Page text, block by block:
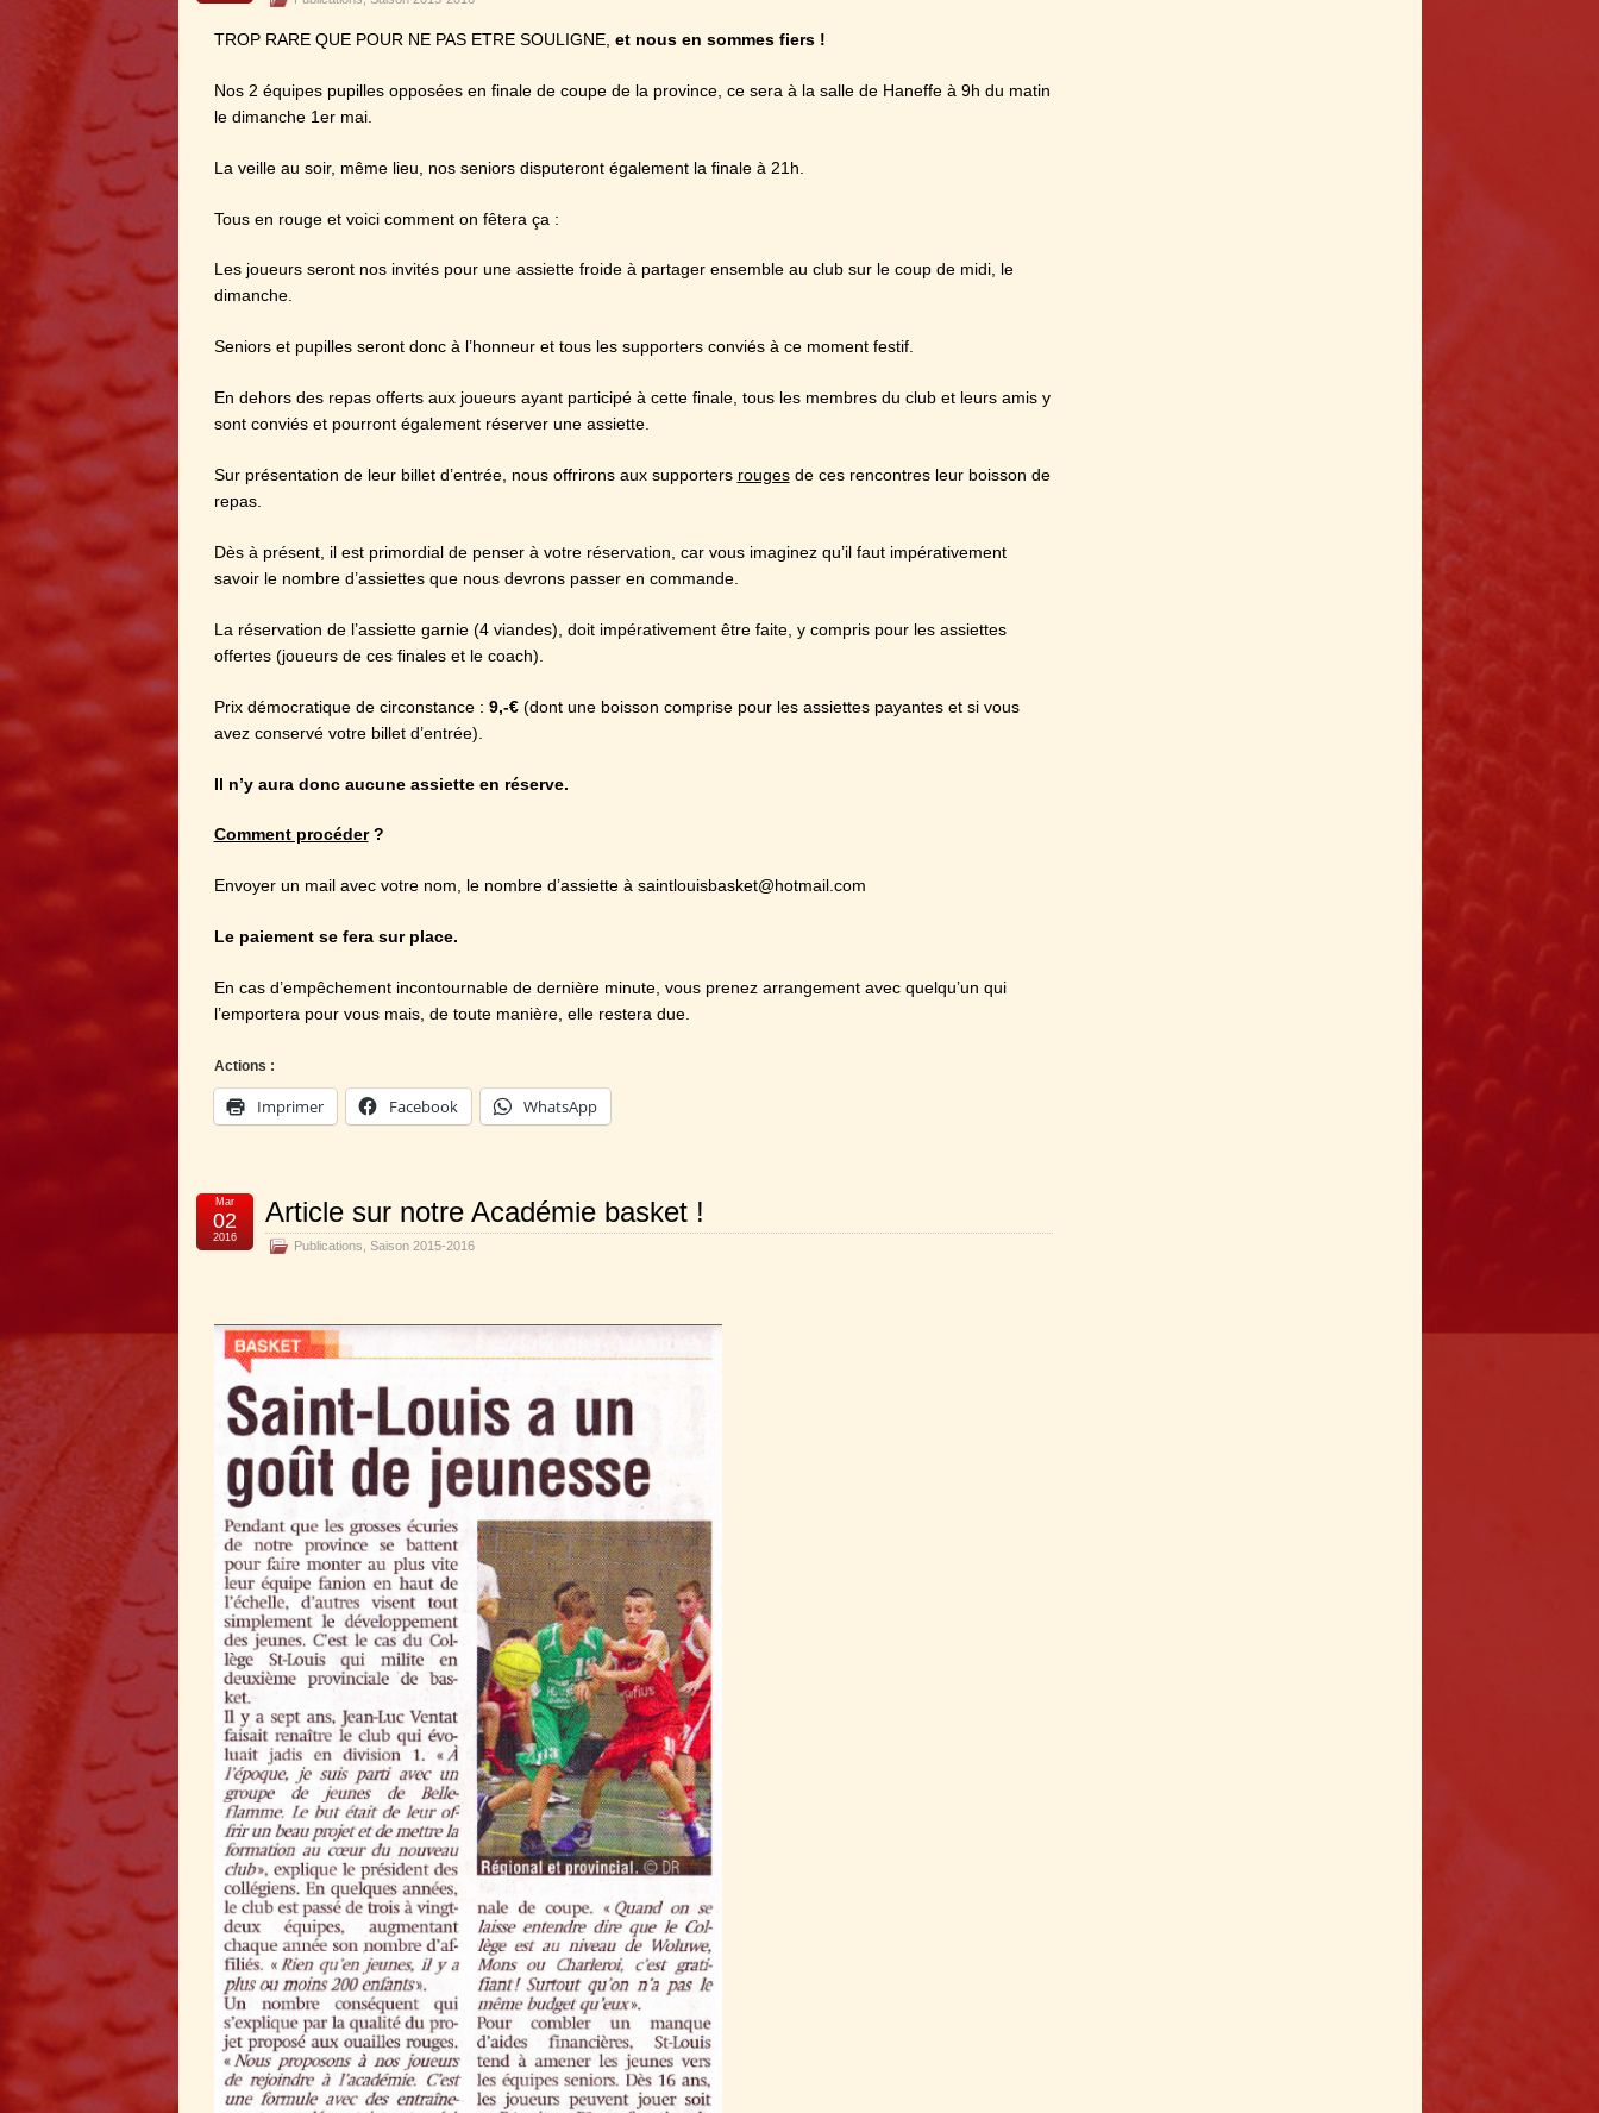
TROP RARE QUE POUR NE PAS ETRE SOULIGNE, et nous en sommes fiers !
Nos 2 équipes pupilles opposées en finale de coupe de la province, ce sera à la salle de Haneffe à 9h du matin
le dimanche 1er mai.
La veille au soir, même lieu, nos seniors disputeront également la finale à 21h.
Tous en rouge et voici comment on fêtera ça :
Les joueurs seront nos invités pour une assiette froide à partager ensemble au club sur le coup de midi, le
dimanche.
Seniors et pupilles seront donc à l’honneur et tous les supporters conviés à ce moment festif.
En dehors des repas offerts aux joueurs ayant participé à cette finale, tous les membres du club et leurs amis y
sont conviés et pourront également réserver une assiette.
Sur présentation de leur billet d’entrée, nous offrirons aux supporters rougesde ces rencontres leur boisson de
repas.
Dès à présent, il est primordial de penser à votre réservation, car vous imaginez qu’il faut impérativement
savoir le nombre d’assiettes que nous devrons passer en commande.
La réservation de l’assiette garnie (4 viandes), doit impérativement être faite, y compris pour les assiettes
offertes (joueurs de ces finales et le coach).
Prix démocratique de circonstance : 9,-€(dont une boisson comprise pour les assiettes payantes et si vous
avez conservé votre billet d’entrée).
Il n’y aura donc aucune assiette en réserve.
Comment procéder?
Envoyer un mail avec votre nom, le nombre d’assiette à saintlouisbasket@hotmail.com
Le paiement se fera sur place.
En cas d’empêchement incontournable de dernière minute, vous prenez arrangement avec quelqu’un qui
l’emportera pour vous mais, de toute manière, elle restera due.
Actions :
Imprimer Facebook WhatsApp
Article sur notre Académie basket !
Publications Saison 2015-2016
Mar
02
2016